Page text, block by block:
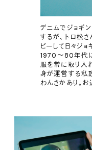
デニムでジョギ
するが、トロ松
ピーして日々ジ
1970〜80年代に
服を常に取り入
身が運営する私
わんさかあり。お